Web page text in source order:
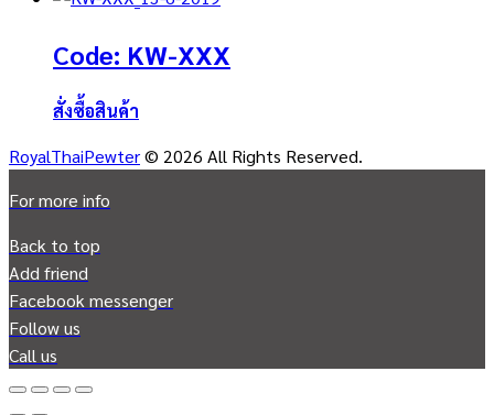
Code: KW-XXX
สั่งซื้อสินค้า
RoyalThaiPewter© 2026 All Rights Reserved.
For more info
Back to top
Add friend
Facebook messenger
Follow us
Call us